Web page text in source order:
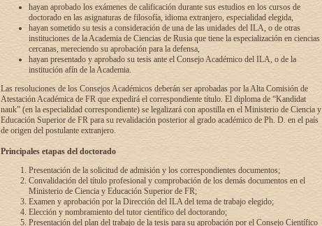
hayan aprobado los exámenes de calificación durante sus estudios en los cursos de
doctorado en las asignaturas de filosofía, idioma extranjero, especialidad elegida,
hayan sometido su tesis a consideración de una de las unidades del ILA, o de otras
instituciones de la Academia de Ciencias de Rusia que tiene la especialización en ciencias
cercanas, mereciendo su aprobación para la defensa,
hayan presentado y aprobado su tesis ante el Consejo Académico del ILA, o de la
institución afín de la Academia.
Las resoluciones de los Consejos Académicos deberán ser aprobadas por la Alta Comisión de
Atestación Académica de FR que expedirá el correspondiente título. El diploma de “Kandidat
nauk” (en la especialidad correspondiente) se legalizará con apostilla en el Ministerio de Ciencia y
Educación Superior de FR para su revalidación posterior al grado académico de Ph. D. en el país
de origen del postulante extranjero.
Principales etapas del doctorado
Presentación de la solicitud de admisión y los correspondientes documentos;
Convalidación del título profesional y comprobación de los demás documentos en el
Ministerio de Ciencia y Educación Superior de FR;
Examen y aprobación por la Dirección del ILA del tema de trabajo elegido;
Elección y nombramiento del tutor científico del doctorando;
Presentación del plan del trabajo de la tesis para su aprobación por el Consejo Científico